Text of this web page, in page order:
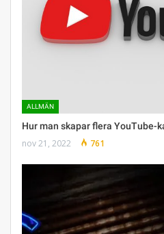
ALLMÄN
Hur man skapar flera YouTube-
nov 21, 2022 761